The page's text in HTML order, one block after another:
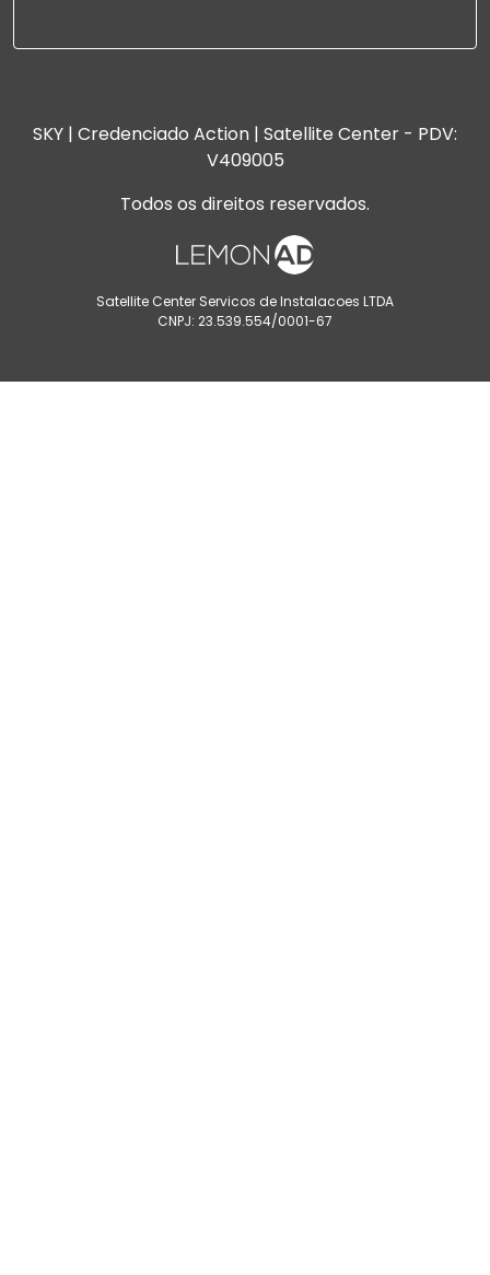
SKY | Credenciado Action | Satellite Center - PDV:
V409005
Todos os direitos reservados.
Satellite Center Servicos de Instalacoes LTDA
CNPJ: 23.539.554/0001-67